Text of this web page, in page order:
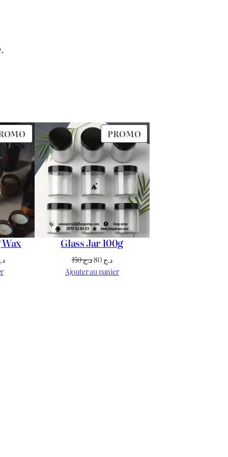
PRODUIT
EN
PROMOTION
Le
PROMOPRODUIT
EN
PROMOTION
Glass Jar 100g
د.ج150
Le
prix
د.ج80
Le
prix
Ajouter au panier